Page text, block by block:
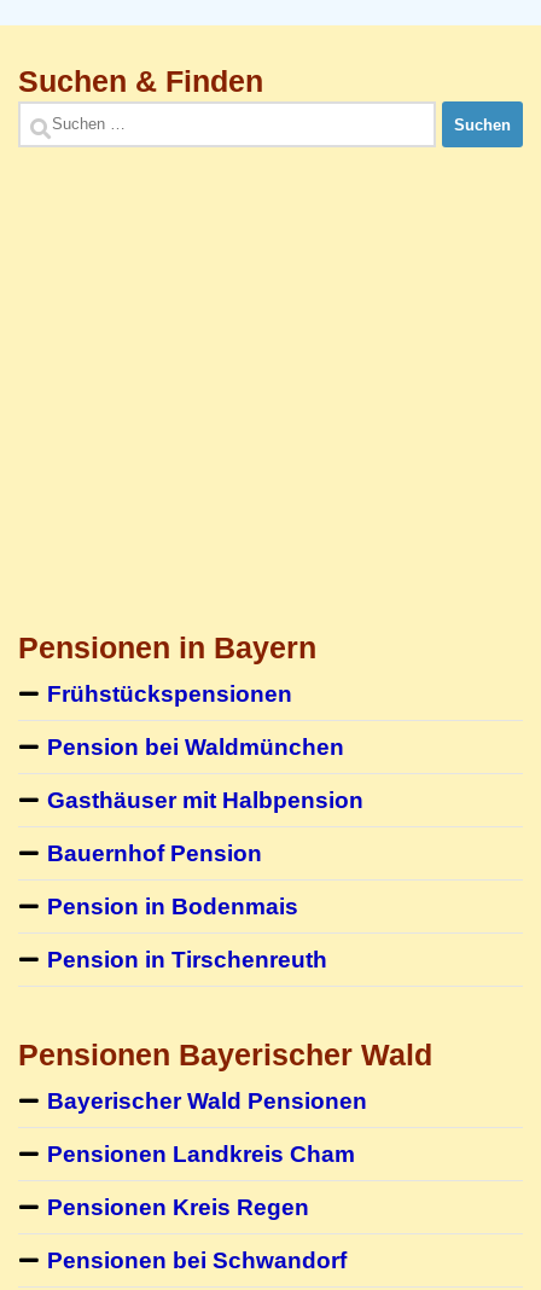
Suchen & Finden
Suchen
nach:
Pensionen in Bayern
Frühstückspensionen
Pension bei Waldmünchen
Gasthäuser mit Halbpension
Bauernhof Pension
Pension in Bodenmais
Pension in Tirschenreuth
Pensionen Bayerischer Wald
Bayerischer Wald Pensionen
Pensionen Landkreis Cham
Pensionen Kreis Regen
Pensionen bei Schwandorf